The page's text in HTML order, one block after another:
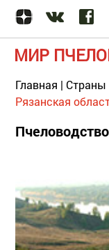
МИР
Главная | Страны
Рязанская